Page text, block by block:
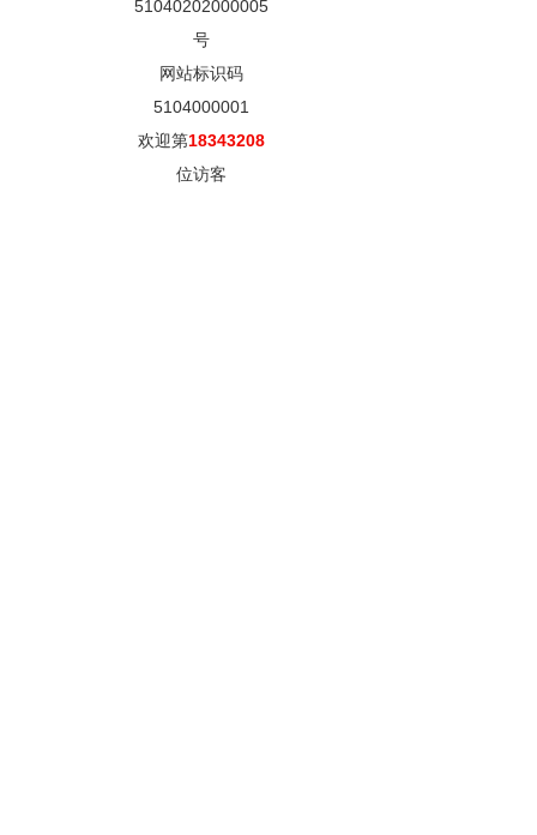
51040202000005
号
网站标识码
5104000001
欢迎第18343208
位访客